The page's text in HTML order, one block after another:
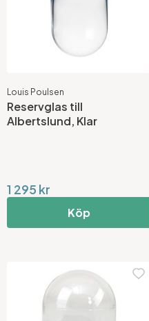
Louis Poulsen
Reservglas till
Albertslund, Klar
1 295 kr
Köp